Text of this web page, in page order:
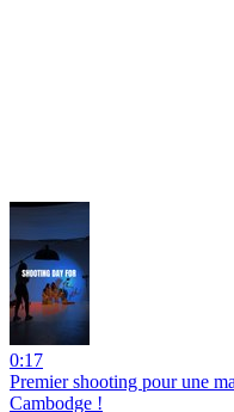
0:17
Premier shooting pour une
Cambodge !